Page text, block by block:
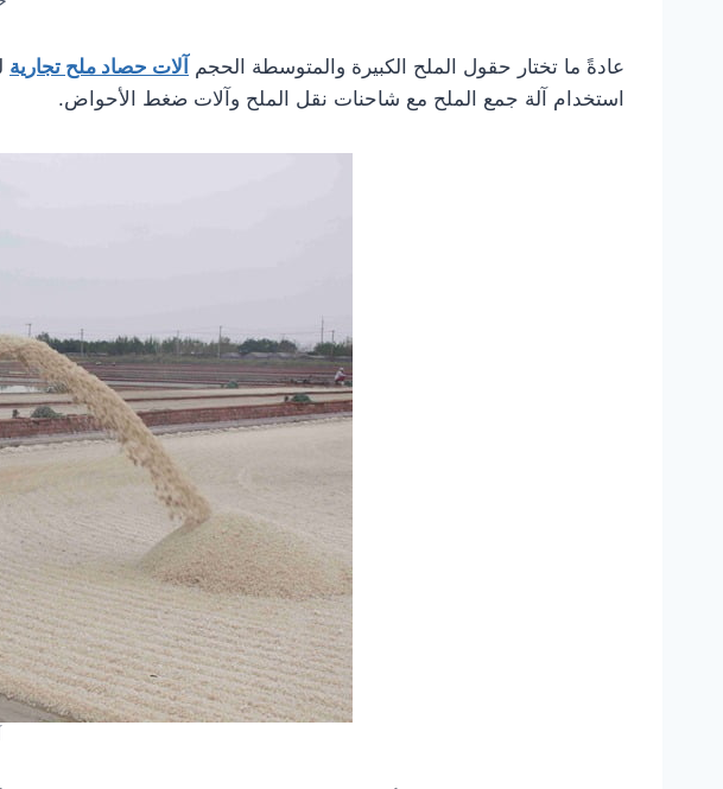
عادةً ما تختار حقول الملح الكبيرة والمتوسطة الحجم آلات حصاد ملح تجارية
استخدام آلة جمع الملح مع شاحنات نقل الملح وآلات ضغط الأحواض.